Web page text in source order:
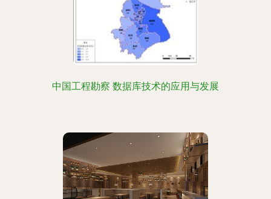
中国工程勘察 数据库技术的应用与发展